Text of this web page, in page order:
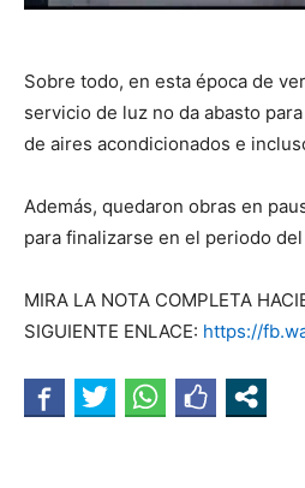
Sobre todo, en esta época de
servicio de luz no da abasto
de aires acondicionados e
Además, quedaron obras en
para finalizarse en el periodo
MIRA LA NOTA COMPLETA
SIGUIENTE ENLACE: https://